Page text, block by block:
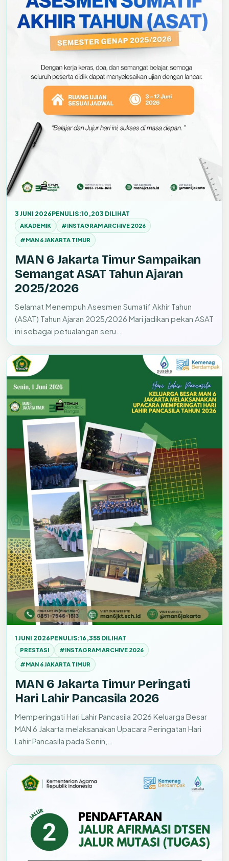
3 JUNI 2026PENULIS:10,203 DILIHAT
AKADEMIK #INSTAGRAM ARCHIVE 2026
#MAN 6 JAKARTA TIMUR
MAN 6 Jakarta Timur Sampaikan
Semangat ASAT Tahun Ajaran
2025/2026
Selamat Menempuh Asesmen Sumatif Akhir Tahun
(ASAT) Tahun Ajaran 2025/2026 Mari jadikan pekan ASAT
ini sebagai petualangan seru…
1 JUNI 2026PENULIS:16,355 DILIHAT
PRESTASI #INSTAGRAM ARCHIVE 2026
#MAN 6 JAKARTA TIMUR
MAN 6 Jakarta Timur Peringati
Hari Lahir Pancasila 2026
Memperingati Hari Lahir Pancasila 2026 Keluarga Besar
MAN 6 Jakarta melaksanakan Upacara Peringatan Hari
Lahir Pancasila pada Senin,…